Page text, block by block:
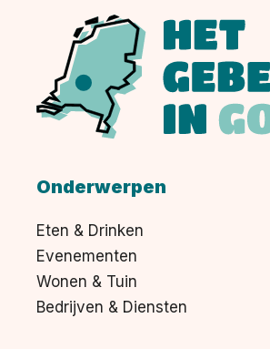
Onderwerpen
Eten & Drinken
Evenementen
Wonen & Tuin
Bedrijven & Diensten